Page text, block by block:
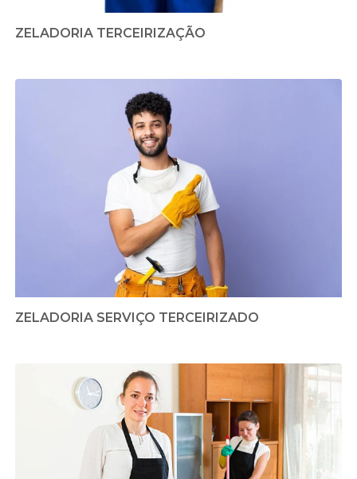
ZELADORIA TERCEIRIZAÇÃO
ZELADORIA SERVIÇO TERCEIRIZADO